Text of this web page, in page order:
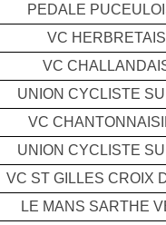
PEDALE
VC HERBRETAIS
VC
UNION CYCLISTE
VC
UNION CYCLISTE
VC ST GILLES CROIX
LE MANS SARTHE